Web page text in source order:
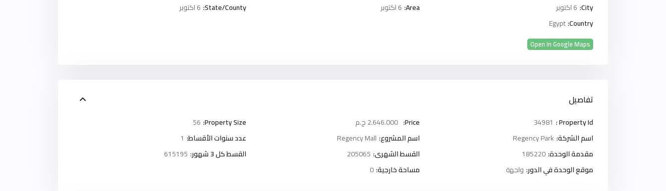
City: 6 اكتوبر Area: 6 اكتوبر State/County: 6 اكتوبر
Country:
Egypt
Open In Google Maps
تفاصيل
Property Id :
34981
Price:
Property Size:
56
اسم الشركة: Regency Park اسم المشروع: Regency Mall عدد سنوات الأقساط: 1
مقدمة الوحدة:185220 القسط الشهرى: 205065 القسط كل 3 شهور:
615195
موقع الوحدة في الدور: واجهة مساحة خارجية:0